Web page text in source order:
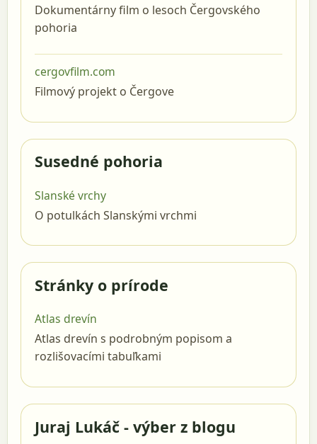
Dokumentárny film o lesoch Čergovského
pohoria
cergovfilm.com
Filmový projekt o Čergove
Susedné pohoria
Slanské vrchy
O potulkách Slanskými vrchmi
Stránky o prírode
Atlas drevín
Atlas drevín s podrobným popisom a
rozlišovacími tabuľkami
Juraj Lukáč - výber z blogu